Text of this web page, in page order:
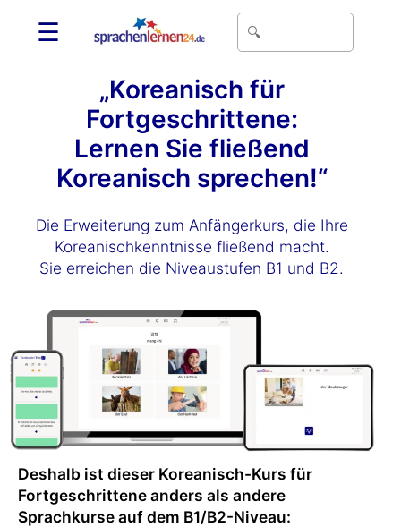
☰
„Koreanisch für
Fortgeschrittene:
Lernen Sie fließend
Koreanisch sprechen!“
Die Erweiterung zum Anfängerkurs, die Ihre
Koreanischkenntnisse fließend macht.
Sie erreichen die Niveaustufen B1 und B2.
Deshalb ist dieser Koreanisch-Kurs für
Fortgeschrittene anders als andere
Sprachkurse auf dem B1/B2-Niveau: